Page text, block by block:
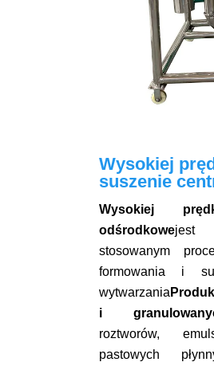
Wysokiej
suszenie
Wysokiej
odśrodkowejest
stosowanym
formowania i
wytwarzania
i
roztworów,
pastowych